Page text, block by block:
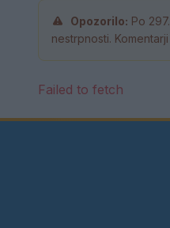
Opozorilo: Po
nestrpnosti.
Failed to fetch